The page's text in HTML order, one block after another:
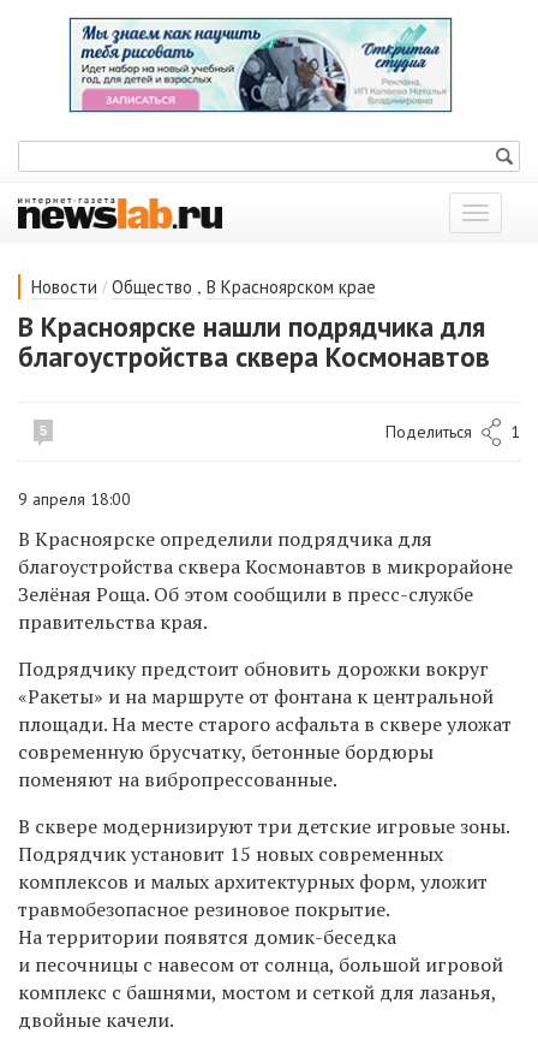
Показать
меню
Новости / Общество , В Красноярском крае
В Красноярске нашли подрядчика для
благоустройства сквера Космонавтов
5 Поделиться 1
9 апреля 18:00
В Красноярске определили подрядчика для
благоустройства сквера Космонавтов в микрорайоне
Зелёная Роща. Об этом сообщили в пресс-службе
правительства края.
Подрядчику предстоит обновить дорожки вокруг
«Ракеты» и на маршруте от фонтана к центральной
площади. На месте старого асфальта в сквере уложат
современную брусчатку, бетонные бордюры
поменяют на вибропрессованные.
В сквере модернизируют три детские игровые зоны.
Подрядчик установит 15 новых современных
комплексов и малых архитектурных форм, уложит
травмобезопасное резиновое покрытие.
На территории появятся домик-беседка
и песочницы с навесом от солнца, большой игровой
комплекс с башнями, мостом и сеткой для лазанья,
двойные качели.